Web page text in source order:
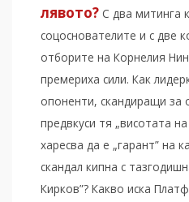
лявото? С два митинга
соцоснователите и с две
отборите на Корнелия
премериха сили. Как
опоненти, скандиращи за
предвкуси тя „висотата
харесва да е „гарант” на
скандал кипна с
Кирков”? Какво иска